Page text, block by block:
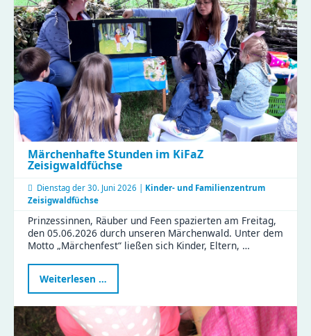
Weiterbildung
mit
Sonne,
Regen
und
vielen
Perspektiven
Märchenhafte Stunden im KiFaZ
Zeisigwaldfüchse
Dienstag der 30. Juni 2026 | Kinder- und Familienzentrum
Zeisigwaldfüchse
Prinzessinnen, Räuber und Feen spazierten am Freitag,
den 05.06.2026 durch unseren Märchenwald. Unter dem
Motto „Märchenfest“ ließen sich Kinder, Eltern, …
Weiterlesen …
Stunden
im
Zeisigwaldfüchse